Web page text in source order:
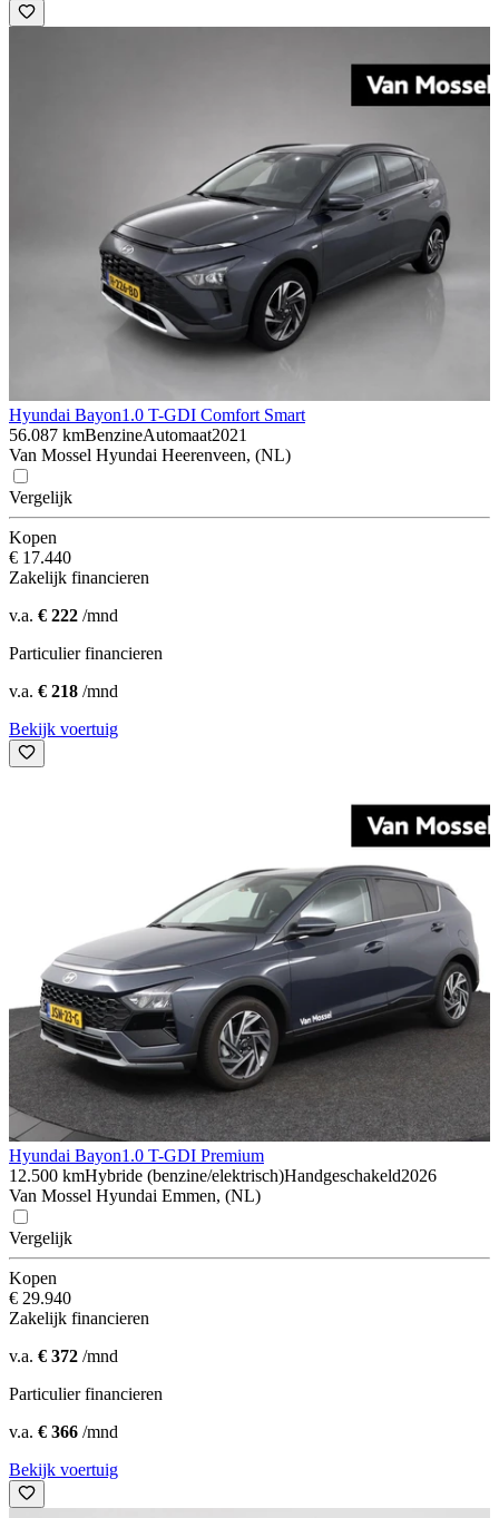
Hyundai Bayon1.0 T-GDI Comfort Smart
56.087 kmBenzineAutomaat2021
Van Mossel Hyundai Heerenveen, (NL)
Vergelijk
Kopen
€ 17.440
Zakelijk financieren
v.a. € 222 /mnd
Particulier financieren
v.a. € 218 /mnd
Bekijk voertuig
Hyundai Bayon1.0 T-GDI Premium
12.500 kmHybride (benzine/elektrisch)Handgeschakeld2026
Van Mossel Hyundai Emmen, (NL)
Vergelijk
Kopen
€ 29.940
Zakelijk financieren
v.a. € 372 /mnd
Particulier financieren
v.a. € 366 /mnd
Bekijk voertuig